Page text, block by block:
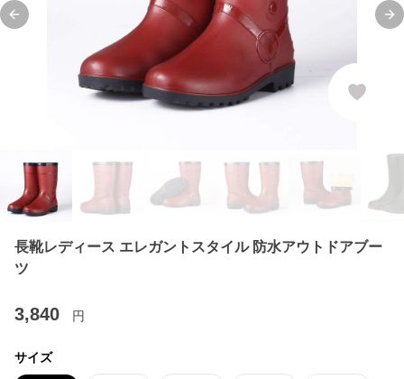
Previous slide
長靴レディース エレガントスタイル 防水アウトドアブー
ツ
3,840 円
サイズ